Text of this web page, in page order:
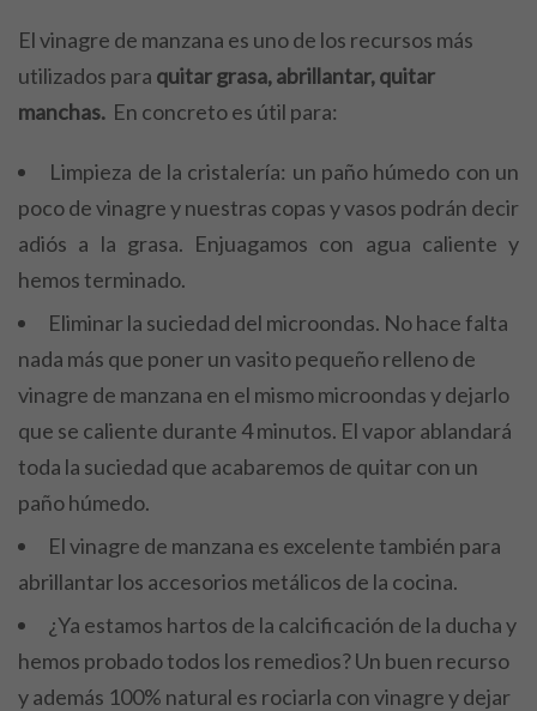
El vinagre de manzana es uno de los recursos más
utilizados para quitar grasa, abrillantar, quitar
manchas. En concreto es útil para:
Limpieza de la cristalería: un paño húmedo con un
poco de vinagre y nuestras copas y vasos podrán decir
adiós a la grasa. Enjuagamos con agua caliente y
hemos terminado.
Eliminar la suciedad del microondas. No hace falta
nada más que poner un vasito pequeño relleno de
vinagre de manzana en el mismo microondas y dejarlo
que se caliente durante 4 minutos. El vapor ablandará
toda la suciedad que acabaremos de quitar con un
paño húmedo.
El vinagre de manzana es excelente también para
abrillantar los accesorios metálicos de la cocina.
¿Ya estamos hartos de la calcificación de la ducha y
hemos probado todos los remedios? Un buen recurso
y además 100% natural es rociarla con vinagre y dejar